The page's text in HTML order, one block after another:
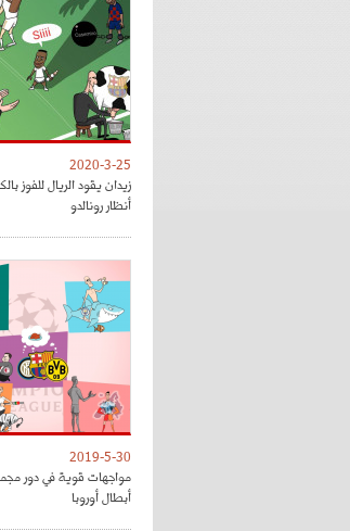
2020-3-25
زيدان يقود الريال للفوز
أنظار رونالدو
2019-5-30
مواجهات قوية في دور
أبطال أوروبا